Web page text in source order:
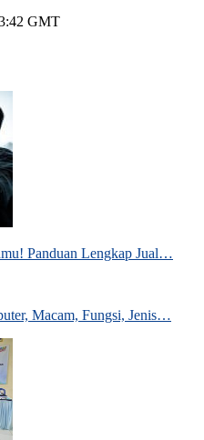
GMT
Panduan Lengkap Jual…
Macam, Fungsi, Jenis…